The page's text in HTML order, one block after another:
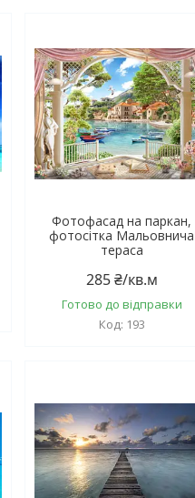
Фотофасад на паркан,
фотосітка Мальовнича
тераса
285 ₴/кв.м
Готово до відправки
193